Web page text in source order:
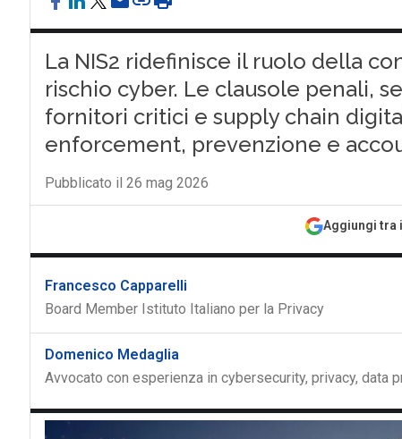
La NIS2 ridefinisce il ruolo della
rischio cyber. Le clausole penali,
fornitori critici e supply chain
enforcement, prevenzione e
Pubblicato il 26 mag 2026
Aggiungi tra
Francesco Capparelli
Board Member Istituto Italiano per la Privacy
Domenico Medaglia
Avvocato con esperienza in cybersecurity, privacy, data